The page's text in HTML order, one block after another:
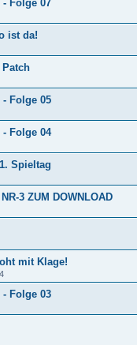
Folge 07
ist da!
Folge 05
Folge 04
Spieltag
3 ZUM DOWNLOAD
mit Klage!
Folge 03